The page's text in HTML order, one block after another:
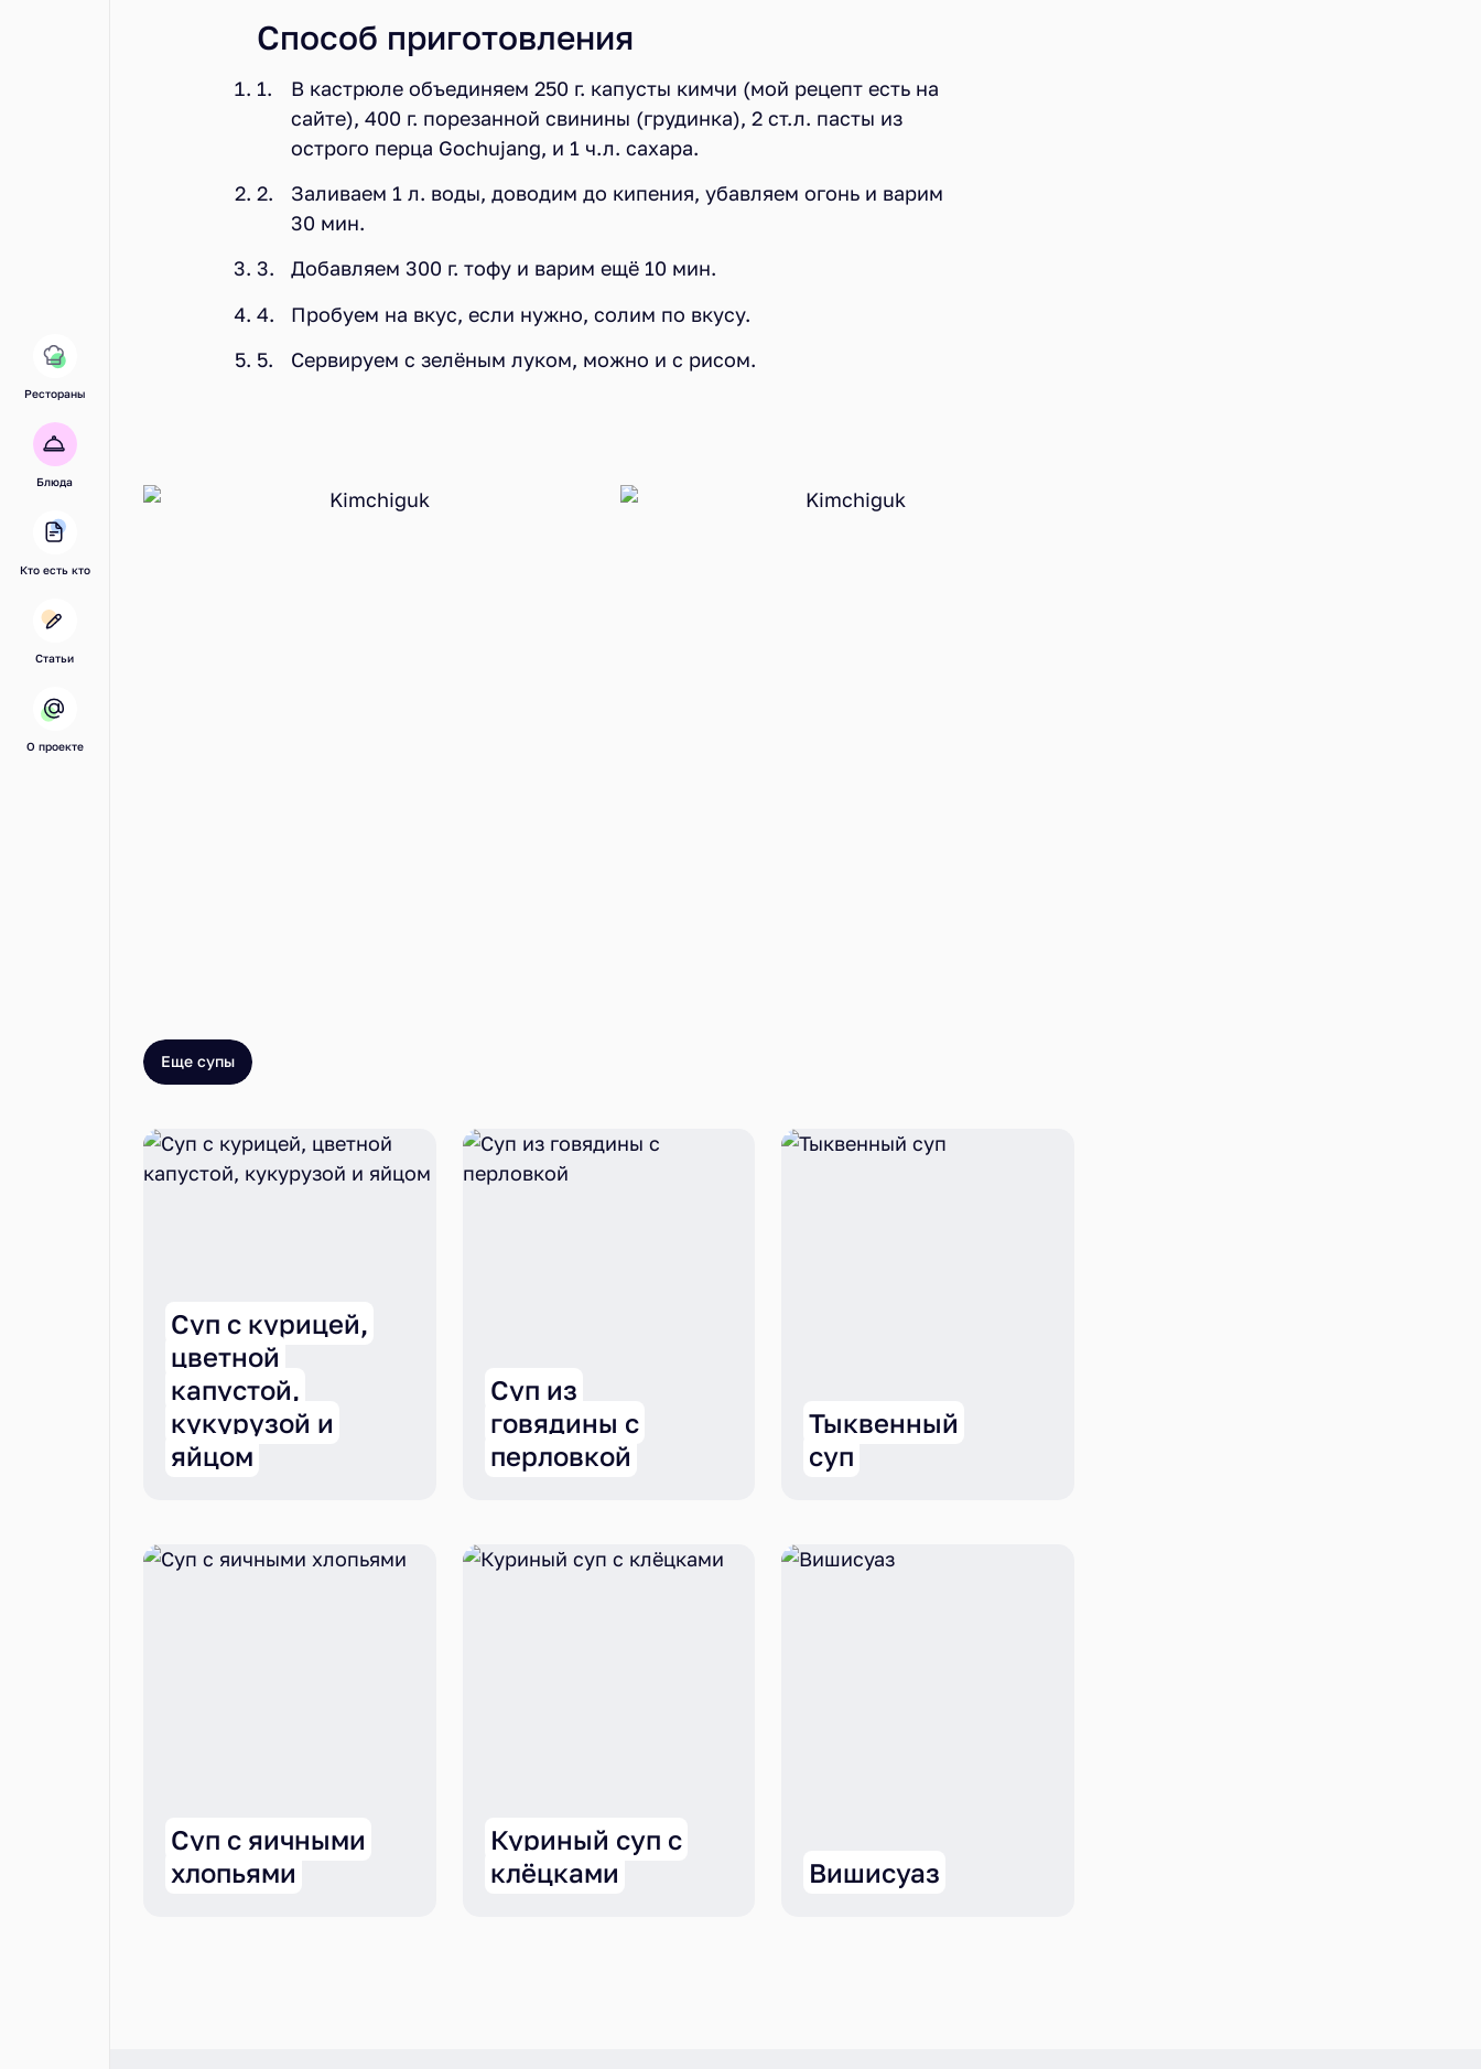
Рестораны
Блюда
Кто есть кто
Статьи
О проекте
Способ приготовления
В кастрюле объединяем 250 г. капусты кимчи (мой рецепт есть на
сайте), 400 г. порезанной свинины (грудинка), 2 ст.л. пасты из
острого перца Gochujang, и 1 ч.л. сахара.
Заливаем 1 л. воды, доводим до кипения, убавляем огонь и варим
30 мин.
Добавляем 300 г. тофу и варим ещё 10 мин.
Пробуем на вкус, если нужно, солим по вкусу.
Сервируем с зелёным луком, можно и с рисом.
Еще супы
Суп с курицей,
цветной
капустой,
кукурузой и
яйцом
Суп из
говядины с
перловкой
Тыквенный
суп
Суп с яичными
хлопьями
Куриный суп с
клёцками
Вишисуаз